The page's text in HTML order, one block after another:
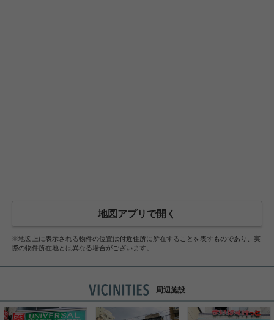
地図アプリで開く
※地図上に表示される物件の位置は付近住所に所在することを表すものであり、実
際の物件所在地とは異なる場合がございます。
周辺施設